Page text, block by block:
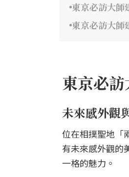
東京必訪大師
東京必訪大
東京必訪
未來感外觀
位在相撲聖地「
有未來感外觀的
一格的魅力。